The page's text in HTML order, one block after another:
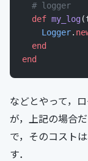
  # logger
  def
my_log
    Logger
.
  end
end
などとやって，
が，上記の場合
で，そのコスト
す．